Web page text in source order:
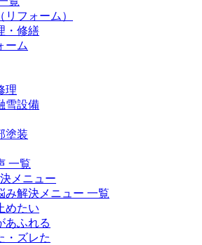
リフォーム）
・修繕
ーム
理
雪設備
塗装
一覧
メニュー
み解決メニュー 一覧
めたい
あふれる
・ズレた